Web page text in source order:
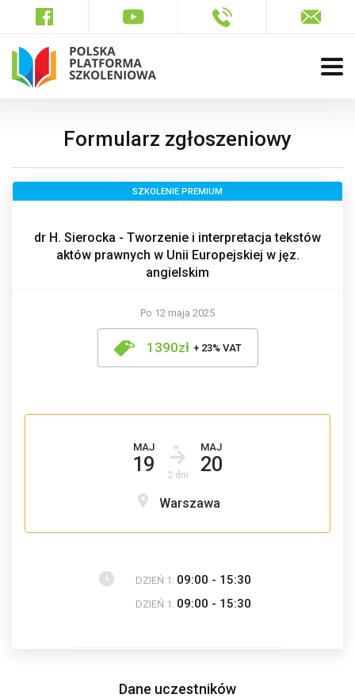
Formularz zgłoszeniowy
Dane uczestników
SZKOLENIE PREMIUM
dr H. Sierocka - Tworzenie i interpretacja tekstów
aktów prawnych w Unii Europejskiej w jęz.
angielskim
Po 12 maja 2025
1390zł + 23% VAT
MAJ
19 2 dni
MAJ
20
Warszawa
DZIEŃ 1: 09:00 - 15:30
DZIEŃ 1: 09:00 - 15:30